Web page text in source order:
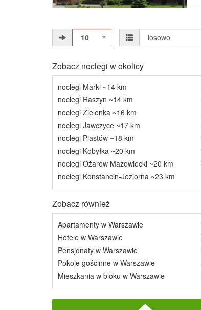
10 losowo
Zobacz noclegi w okolicy
noclegi Marki ~14 km
noclegi Raszyn ~14 km
noclegi Zielonka ~16 km
noclegi Jawczyce ~17 km
noclegi Piastów ~18 km
noclegi Kobyłka ~20 km
noclegi Ożarów Mazowiecki ~20 km
noclegi Konstancin-Jeziorna ~23 km
Zobacz również
Apartamenty w Warszawie
Hotele w Warszawie
Pensjonaty w Warszawie
Pokoje gościnne w Warszawie
Mieszkania w bloku w Warszawie